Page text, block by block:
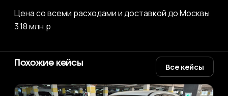
Цена со всеми расходами и доставкой до Москвы
3.18 млн.р
Похожие кейсы Все кейсы